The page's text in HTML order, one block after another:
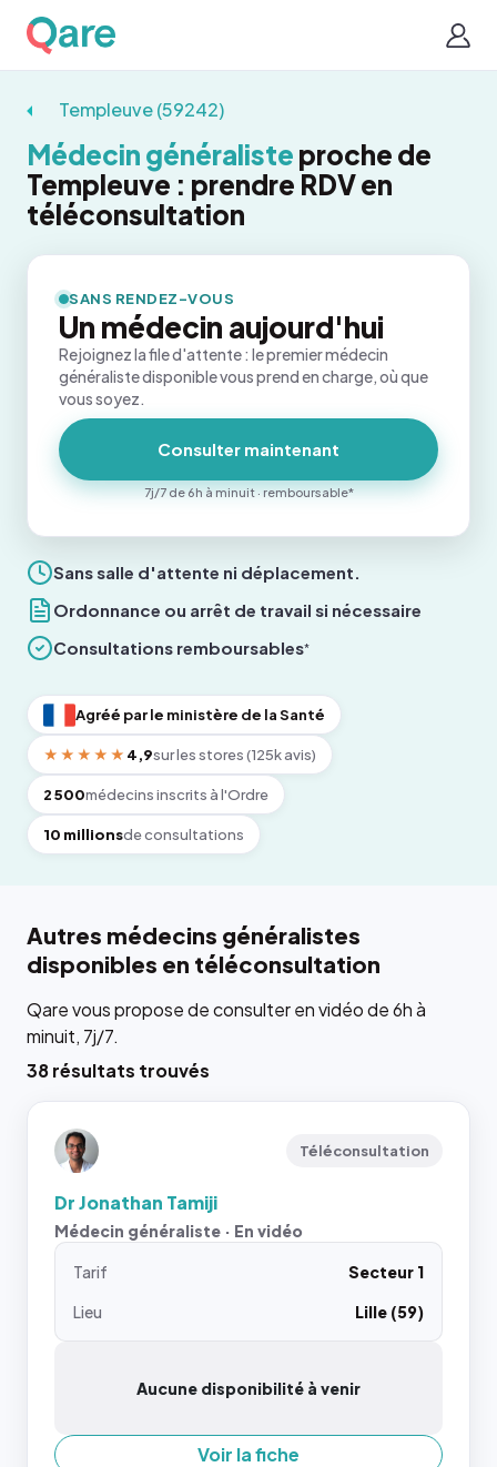
Templeuve (59242)
Médecin généraliste proche de
Templeuve : prendre RDV en
téléconsultation
Sans salle d'attente ni déplacement.
Ordonnance ou arrêt de travail si nécessaire
Consultations remboursables*
Agréé par le ministère de la Santé
★★★★★ 4,9sur les stores (125k avis)
2 500médecins inscrits à l'Ordre
10 millionsde consultations
SANS RENDEZ-VOUS
Un médecin aujourd'hui
Rejoignez la file d'attente : le premier médecin
généraliste disponible vous prend en charge, où que
vous soyez.
Consulter maintenant
7j/7 de 6h à minuit · remboursable*
Autres médecins généralistes
disponibles en téléconsultation
Qare vous propose de consulter en vidéo de 6h à
minuit, 7j/7.
38 résultats trouvés
Téléconsultation
Dr Jonathan Tamiji
Médecin généraliste · En vidéo
Tarif
Secteur 1
Lieu
Lille (59)
Aucune disponibilité à venir
Voir la fiche